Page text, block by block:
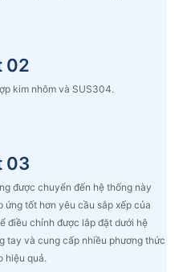
02
kim nhôm và SUS304.
03
được chuyển đến hệ thống này
tốt hơn yêu cầu sắp xếp của
điều chỉnh được lắp đặt dưới hệ
tay và cung cấp nhiều phương thức
hiệu quả.